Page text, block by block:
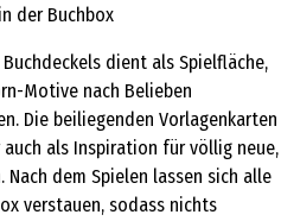
der Buchbox
dient als Spielfläche,
Motive nach Belieben
Die beiliegenden Vorlagenkarten
auch als Inspiration für völlig neue,
dem Spielen lassen sich alle
verstauen, sodass nichts